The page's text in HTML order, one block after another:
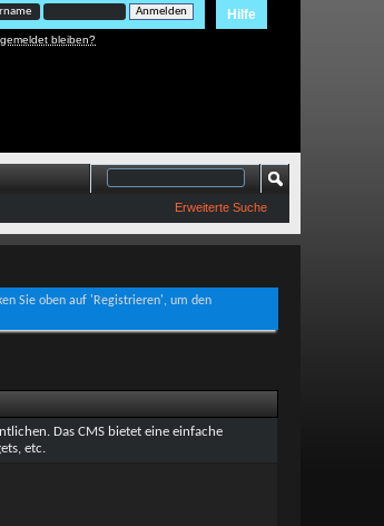
Hilfe
bleiben?
Erweiterte Suche
Sie oben auf 'Registrieren', um den
Das CMS bietet eine einfache
etc.